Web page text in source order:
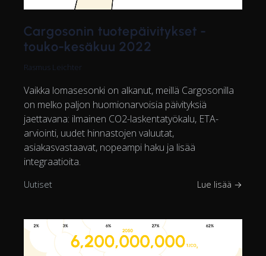
Cargosonin tuotepäivitykset -
touko-kesäkuu 2022
Rasmus Leichter
Vaikka lomasesonki on alkanut, meillä Cargosonilla
on melko paljon huomionarvoisia päivityksiä
jaettavana: ilmainen CO2-laskentatyökalu, ETA-
arviointi, uudet hinnastojen valuutat,
asiakasvastaavat, nopeampi haku ja lisää
integraatioita.
Uutiset Lue lisää →